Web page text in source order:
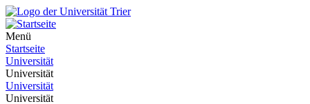
Menü
Startseite
Universität
Universität
Universität
Universität